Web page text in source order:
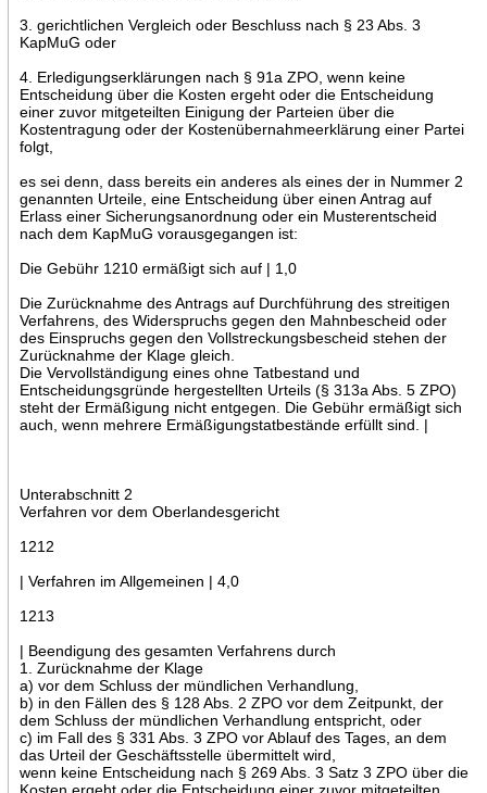
3. gerichtlichen Vergleich oder Beschluss nach § 23 Abs. 3
KapMuG oder
4. Erledigungserklärungen nach § 91a ZPO, wenn keine
Entscheidung über die Kosten ergeht oder die Entscheidung
einer zuvor mitgeteilten Einigung der Parteien über die
Kostentragung oder der Kostenübernahmeerklärung einer Partei
folgt,
es sei denn, dass bereits ein anderes als eines der in Nummer 2
genannten Urteile, eine Entscheidung über einen Antrag auf
Erlass einer Sicherungsanordnung oder ein Musterentscheid
nach dem KapMuG vorausgegangen ist:
Die Gebühr 1210 ermäßigt sich auf | 1,0
Die Zurücknahme des Antrags auf Durchführung des streitigen
Verfahrens, des Widerspruchs gegen den Mahnbescheid oder
des Einspruchs gegen den Vollstreckungsbescheid stehen der
Zurücknahme der Klage gleich.
Die Vervollständigung eines ohne Tatbestand und
Entscheidungsgründe hergestellten Urteils (§ 313a Abs. 5 ZPO)
steht der Ermäßigung nicht entgegen. Die Gebühr ermäßigt sich
auch, wenn mehrere Ermäßigungstatbestände erfüllt sind. |
Unterabschnitt 2
Verfahren vor dem Oberlandesgericht
1212
| Verfahren im Allgemeinen | 4,0
1213
| Beendigung des gesamten Verfahrens durch
1. Zurücknahme der Klage
a) vor dem Schluss der mündlichen Verhandlung,
b) in den Fällen des § 128 Abs. 2 ZPO vor dem Zeitpunkt, der
dem Schluss der mündlichen Verhandlung entspricht, oder
c) im Fall des § 331 Abs. 3 ZPO vor Ablauf des Tages, an dem
das Urteil der Geschäftsstelle übermittelt wird,
wenn keine Entscheidung nach § 269 Abs. 3 Satz 3 ZPO über die
Kosten ergeht oder die Entscheidung einer zuvor mitgeteilten